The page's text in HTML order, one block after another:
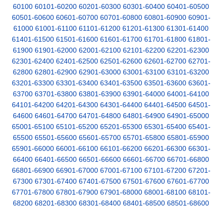
60100 60101-60200 60201-60300 60301-60400 60401-60500
60501-60600 60601-60700 60701-60800 60801-60900 60901-
61000 61001-61100 61101-61200 61201-61300 61301-61400
61401-61500 61501-61600 61601-61700 61701-61800 61801-
61900 61901-62000 62001-62100 62101-62200 62201-62300
62301-62400 62401-62500 62501-62600 62601-62700 62701-
62800 62801-62900 62901-63000 63001-63100 63101-63200
63201-63300 63301-63400 63401-63500 63501-63600 63601-
63700 63701-63800 63801-63900 63901-64000 64001-64100
64101-64200 64201-64300 64301-64400 64401-64500 64501-
64600 64601-64700 64701-64800 64801-64900 64901-65000
65001-65100 65101-65200 65201-65300 65301-65400 65401-
65500 65501-65600 65601-65700 65701-65800 65801-65900
65901-66000 66001-66100 66101-66200 66201-66300 66301-
66400 66401-66500 66501-66600 66601-66700 66701-66800
66801-66900 66901-67000 67001-67100 67101-67200 67201-
67300 67301-67400 67401-67500 67501-67600 67601-67700
67701-67800 67801-67900 67901-68000 68001-68100 68101-
68200 68201-68300 68301-68400 68401-68500 68501-68600